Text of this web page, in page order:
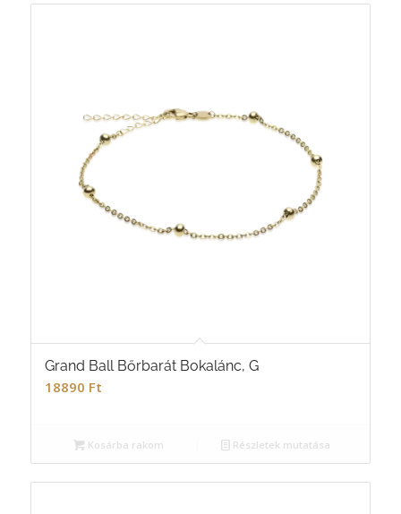
Grand Ball Bőrbarát Bokalánc, G
18890 Ft
Kosárba rakom Részletek mutatása